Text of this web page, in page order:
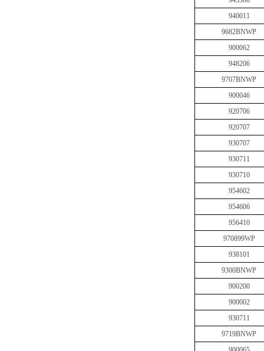
940011
9682BNWP
900062
948206
9707BNWP
900046
920706
920707
930707
930711
930710
954602
954606
956410
970899WP
938101
9300BNWP
900200
900002
930711
9719BNWP